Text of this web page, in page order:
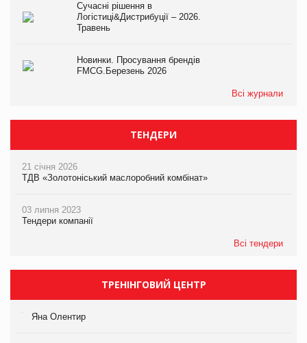
Сучасні рішення в
Логістиці&Дистрибуції – 2026.
Травень
Новинки. Просування брендів
FMCG.Березень 2026
Всі журнали
ТЕНДЕРИ
21 січня 2026
ТДВ «Золотоніський маслоробний комбінат»
03 липня 2023
Тендери компанії
Всі тендери
ТРЕНІНГОВИЙ ЦЕНТР
Яна Олентир